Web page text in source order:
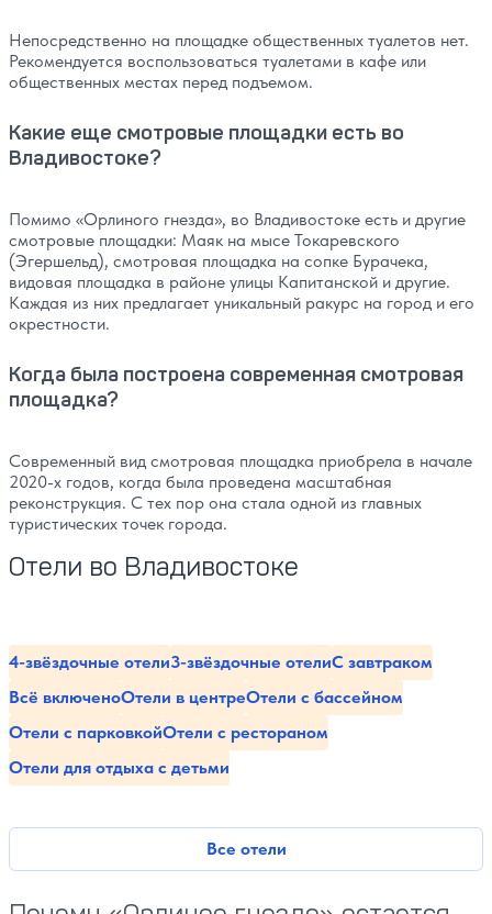
Непосредственно на площадке общественных туалетов нет.
Рекомендуется воспользоваться туалетами в кафе или
общественных местах перед подъемом.
Какие еще смотровые площадки есть во
Владивостоке?
Помимо «Орлиного гнезда», во Владивостоке есть и другие
смотровые площадки: Маяк на мысе Токаревского
(Эгершельд), смотровая площадка на сопке Бурачека,
видовая площадка в районе улицы Капитанской и другие.
Каждая из них предлагает уникальный ракурс на город и его
окрестности.
Когда была построена современная смотровая
площадка?
Современный вид смотровая площадка приобрела в начале
2020-х годов, когда была проведена масштабная
реконструкция. С тех пор она стала одной из главных
туристических точек города.
Отели во Владивостоке
Все отели
4-звёздочные отели3-звёздочные отелиС завтраком
Всё включеноОтели в центреОтели с бассейном
Отели с парковкойОтели с рестораном
Отели для отдыха с детьми